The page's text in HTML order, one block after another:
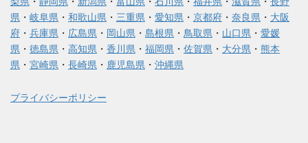
県 ・ 岐阜県 ・ 和歌山県 ・ 三重県 ・ 愛知県 ・ 京都府 ・ 奈良県 ・ 大阪
府 ・ 兵庫県 ・ 広島県 ・ 岡山県 ・ 島根県 ・ 鳥取県 ・ 山口県 ・ 愛媛
県 ・ 徳島県 ・ 高知県 ・ 香川県 ・ 福岡県 ・ 佐賀県 ・ 大分県 ・ 熊本
県 ・ 宮崎県 ・ 長崎県 ・ 鹿児島県 ・ 沖縄県
プライバシーポリシー